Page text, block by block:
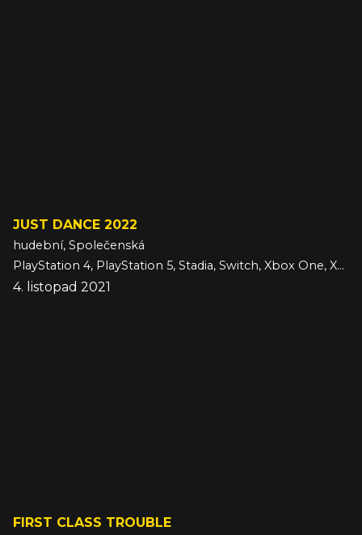
JUST DANCE 2022
hudební, Společenská
PlayStation 4, PlayStation 5, Stadia, Switch, Xbox One, Xbox Series
4. listopad 2021
FIRST CLASS TROUBLE